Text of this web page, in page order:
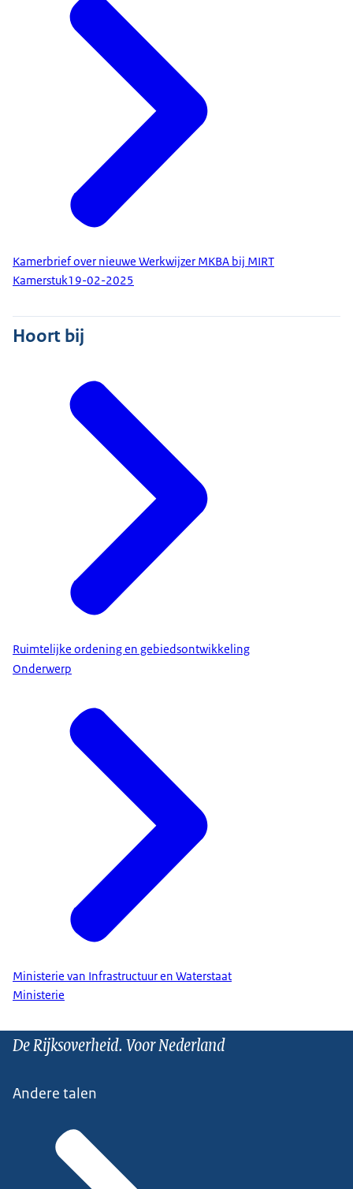
Kamerbrief over nieuwe Werkwijzer MKBA bij MIRT
Kamerstuk19-02-2025
Hoort bij
Ruimtelijke ordening en gebiedsontwikkeling
Onderwerp
Ministerie van Infrastructuur en Waterstaat
Ministerie
De Rijksoverheid. Voor Nederland
Andere talen